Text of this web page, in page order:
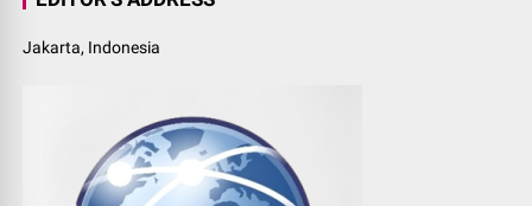
Jakarta, Indonesia